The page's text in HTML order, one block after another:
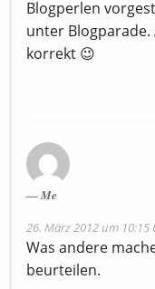
Blogperlen
unter
korrekt 😉
Me
26. März 2012 um 10:15
Was andere
beurteilen.